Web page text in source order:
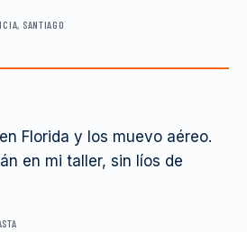
SANTIAGO
Florida y los muevo aéreo.
en mi taller, sin líos de